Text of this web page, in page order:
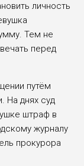
личность
Тем не
перед
путём
На днях суд
штраф в
журналу
прокурора